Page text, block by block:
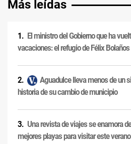
Más leídas
El ministro del Gobierno que ha
vacaciones: el refugio de Félix Bolaños
Aguadulce lleva menos de un
historia de su cambio de municipio
Una revista de viajes se enamora
mejores playas para visitar este verano